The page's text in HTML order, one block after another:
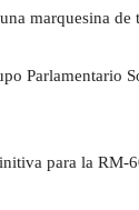
marquesina
Parlamentario
para la